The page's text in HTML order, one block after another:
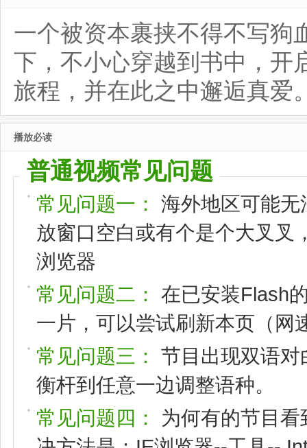
一个被资本裹挟不得不写狗
下，不小心穿越到书中，开
旅程，并在此之中邂逅真爱
播放必读
普通视频常见问题
常见问题一：
海外地区可能
放窗口空白或有个是个大叉叉
浏览器
常见问题二：
在已安装Flash
一片，可以尝试刷新本页（网
常见问题三：
节目出现双语
衡杆到任意一边调整语种。
常见问题四：
为何有的节目